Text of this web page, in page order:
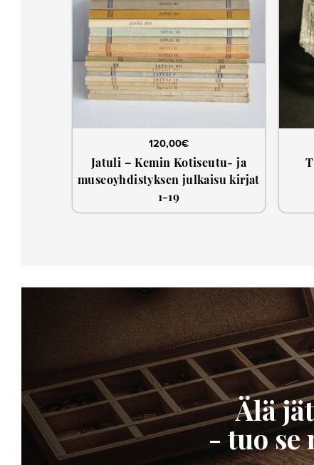
120,00€
Jatuli – Kemin Kotiseutu- ja
museoyhdistyksen julkaisu kirjat
1-19
Älä
- tuo se